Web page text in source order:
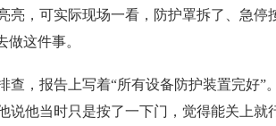
，可实际现场一看，防护罩拆了、急
这件事。
查，报告上写着“所有设备防护装置完
他当时只是按了一下门，觉得能关上就